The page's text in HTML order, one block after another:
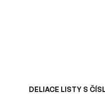
DELIACE LISTY S